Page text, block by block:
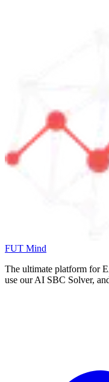
FUT Mind
The ultimate platform for
use our AI SBC Solver,